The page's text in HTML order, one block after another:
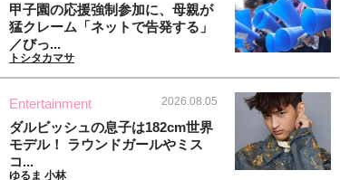
甲子園の応援強制参加に、母親が
猛クレーム「ネットで告発する」
／びっ...
トシタカマサ
Entertainment 2026.08.05
ダルビッシュの息子は182cm世界
モデル！ ラウンドガールやミス
コ...
ゆるま 小林